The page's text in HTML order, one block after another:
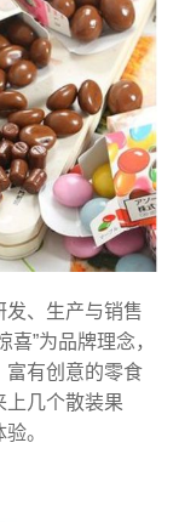
发、生产与销售
”为品牌理念，
富有创意的零食
上几个散装果
。